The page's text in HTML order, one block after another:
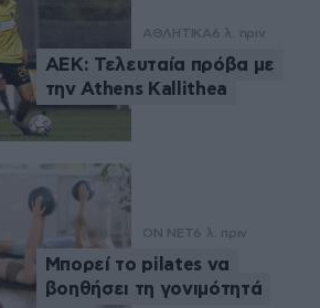
ΑΘΛΗΤΙΚΑ6 λ. πριν
ΑΕΚ: Τελευταία πρόβα με
την Athens Kallithea
ON NET6 λ. πριν
Μπορεί το pilates να
βοηθήσει τη γονιμότητά